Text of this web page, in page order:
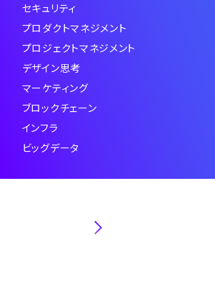
セキュリティ
プロダクトマネジメント
プロジェクトマネジメント
デザイン思考
マーケティング
ブロックチェーン
インフラ
ビッグデータ